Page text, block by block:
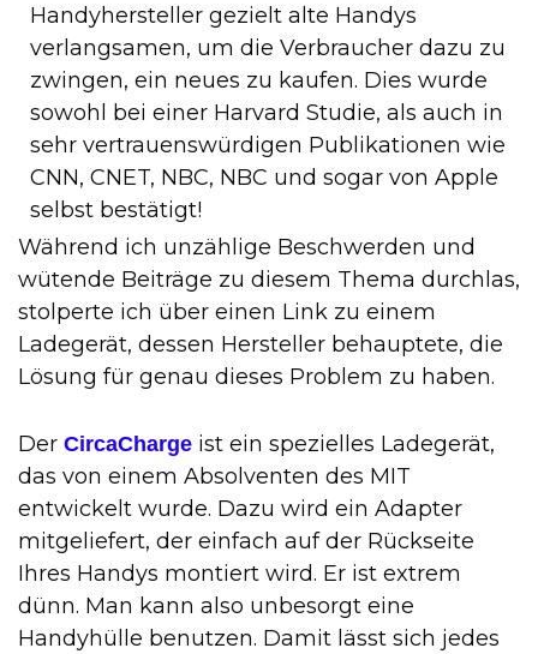
Handyhersteller gezielt alte Handys
verlangsamen, um die Verbraucher dazu zu
zwingen, ein neues zu kaufen. Dies wurde
sowohl bei einer Harvard Studie, als auch in
sehr vertrauenswürdigen Publikationen wie
CNN, CNET, NBC, NBC und sogar von Apple
selbst bestätigt!
Während ich unzählige Beschwerden und
wütende Beiträge zu diesem Thema durchlas,
stolperte ich über einen Link zu einem
Ladegerät, dessen Hersteller behauptete, die
Lösung für genau dieses Problem zu haben.
Der CircaCharge ist ein spezielles Ladegerät,
das von einem Absolventen des MIT
entwickelt wurde. Dazu wird ein Adapter
mitgeliefert, der einfach auf der Rückseite
Ihres Handys montiert wird. Er ist extrem
dünn. Man kann also unbesorgt eine
Handyhülle benutzen. Damit lässt sich jedes